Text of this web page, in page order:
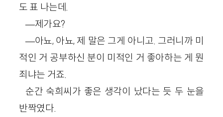
도 표 나는데.
―제가요?
―아뇨, 아뇨, 제 말은 그게 아니고. 그러니까 미
적인 거 공부하신 분이 미적인 거 좋아하는 게 뭔
죄냐는 거죠.
순간 숙희씨가 좋은 생각이 났다는 듯 두 눈을
반짝였다.